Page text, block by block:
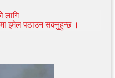
लागि
मा इमेल पठाउन सक्नुहुन्छ ।